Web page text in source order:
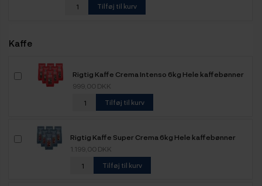
Tilføj til kurv
Kaffe
Rigtig Kaffe Crema Intenso 6kg Hele kaffebønner
999,00 DKK
Tilføj til kurv
Rigtig Kaffe Super Crema 6kg Hele kaffebønner
1.199,00 DKK
Tilføj til kurv